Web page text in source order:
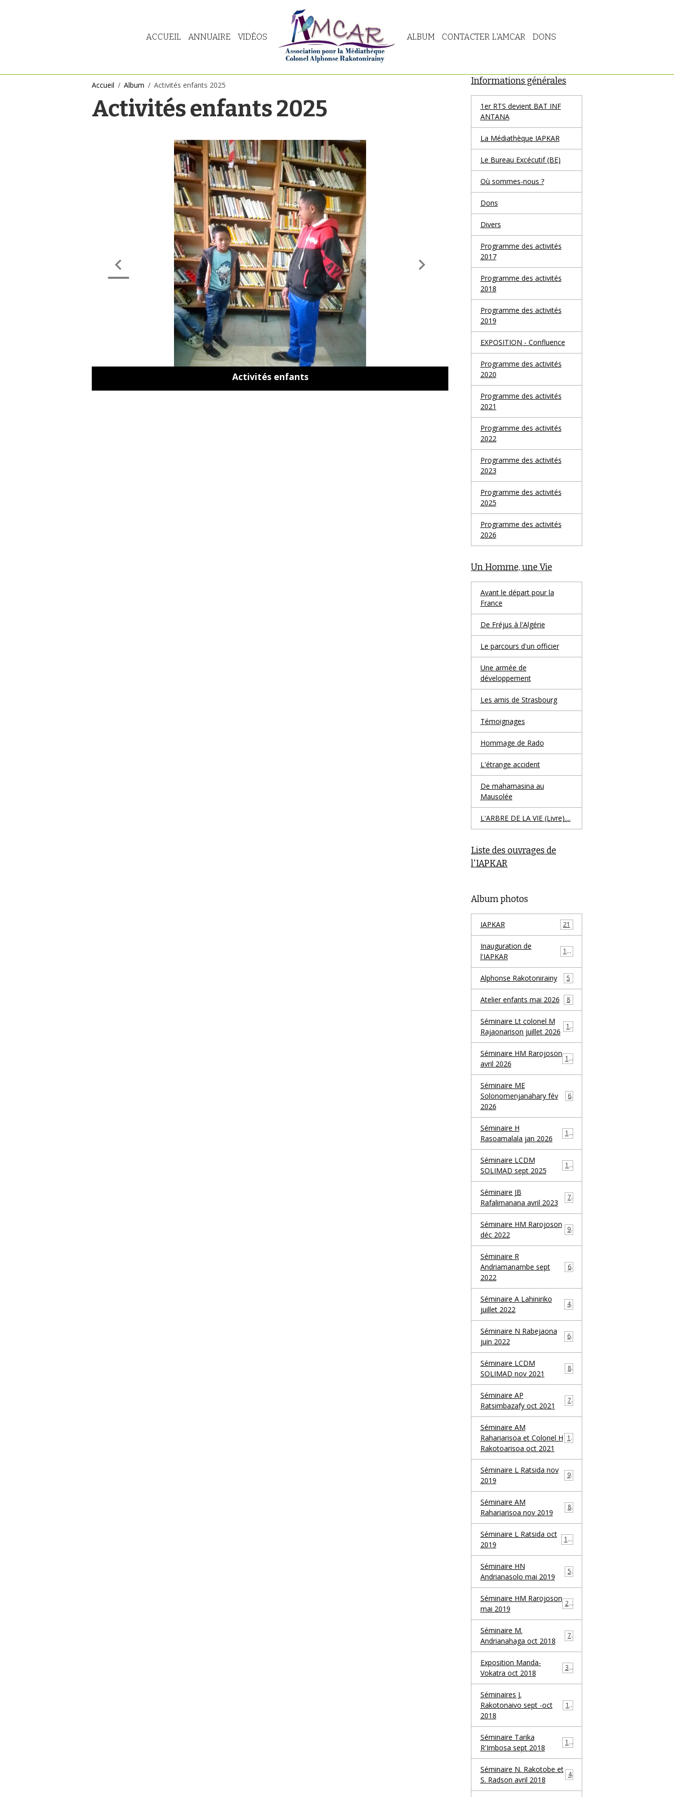
ACCUEIL ANNUAIRE VIDÉOS ALBUM CONTACTER L'AMCAR DONS
Accueil Album Activités enfants 2025
Activités enfants 2025
Activités enfants
Informations générales
1er RTS devient BAT INF
ANTANA
La Médiathèque IAPKAR
Le Bureau Excécutif (BE)
Où sommes-nous ?
Dons
Divers
Programme des activités
2017
Programme des activités
2018
Programme des activités
2019
EXPOSITION - Confluence
Programme des activités
2020
Programme des activités
2021
Programme des activités
2022
Programme des activités
2023
Programme des activités
2025
Programme des activités
2026
Un Homme, une Vie
Avant le départ pour la
France
De Fréjus à l'Algérie
Le parcours d'un officier
Une armée de
développement
Les amis de Strasbourg
Témoignages
Hommage de Rado
L'étrange accident
De mahamasina au
Mausolée
L'ARBRE DE LA VIE (Livre)....
Liste des ouvrages de
l'IAPKAR
Album photos
IAPKAR 21
Inauguration de
l'IAPKAR
19
Alphonse Rakotonirainy 5
Atelier enfants mai 2026 8
Séminaire Lt colonel M
Rajaonarison juillet 2026
11
Séminaire HM Rarojoson
avril 2026
10
Séminaire ME
Solonomenjanahary fév
2026
6
Séminaire H
Rasoamalala jan 2026
10
Séminaire LCDM
SOLIMAD sept 2025
10
Séminaire JB
Rafalimanana avril 2023
7
Séminaire HM Rarojoson
déc 2022
9
Séminaire R
Andriamanambe sept
2022
6
Séminaire A Lahiniriko
juillet 2022
4
Séminaire N Rabejaona
juin 2022
6
Séminaire LCDM
SOLIMAD nov 2021
8
Séminaire AP
Ratsimbazafy oct 2021
7
Séminaire AM
Rahariarisoa et Colonel H
Rakotoarisoa oct 2021
13
Séminaire L Ratsida nov
2019
9
Séminaire AM
Rahariarisoa nov 2019
8
Séminaire L Ratsida oct
2019
12
Séminaire HN
Andrianasolo mai 2019
5
Séminaire HM Rarojoson
mai 2019
23
Séminaire M.
Andrianahaga oct 2018
7
Exposition Manda-
Vokatra oct 2018
30
Séminaires J.
Rakotonaivo sept -oct
2018
17
Séminaire Tarika
R'Imbosa sept 2018
10
Séminaire N. Rakotobe et
S. Radson avril 2018
4